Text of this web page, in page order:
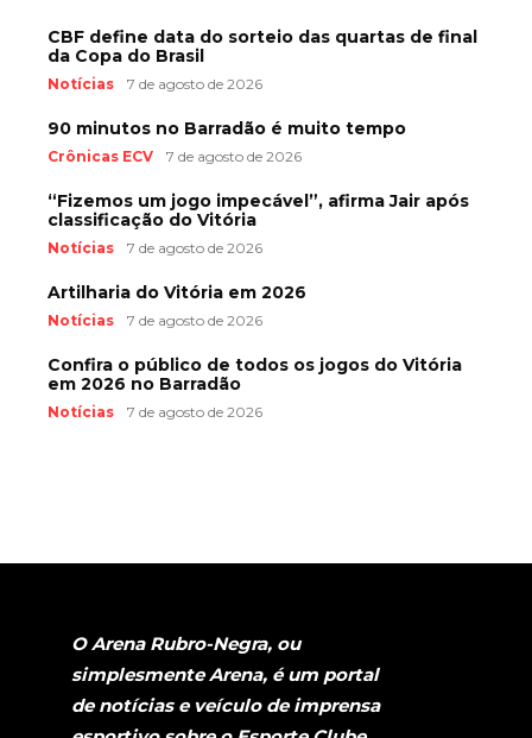
CBF define data do sorteio das quartas de final
da Copa do Brasil
Notícias 7 de agosto de 2026
90 minutos no Barradão é muito tempo
Crônicas ECV 7 de agosto de 2026
“Fizemos um jogo impecável”, afirma Jair após
classificação do Vitória
Notícias 7 de agosto de 2026
Artilharia do Vitória em 2026
Notícias 7 de agosto de 2026
Confira o público de todos os jogos do Vitória
em 2026 no Barradão
Notícias 7 de agosto de 2026
O Arena Rubro-Negra, ou
simplesmente Arena, é um portal
de notícias e veículo de imprensa